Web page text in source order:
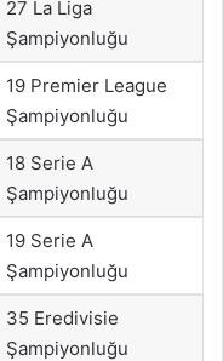
27 La Liga
Şampiyonluğu
19 Premier League
Şampiyonluğu
18 Serie A
Şampiyonluğu
19 Serie A
Şampiyonluğu
35 Eredivisie
Şampiyonluğu